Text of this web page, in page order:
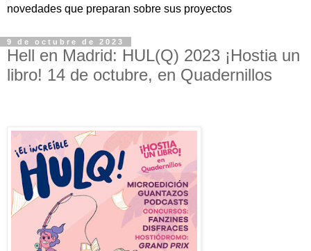
novedades que preparan sobre sus proyectos
9 de octubre de 2023
Hell en Madrid: HUL(Q) 2023 ¡Hostia un
libro! 14 de octubre, en Quadernillos